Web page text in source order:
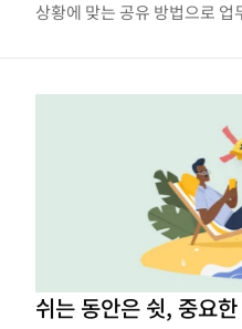
상황에 맞는 공유 방법으로
쉬는 동안은 쉿, 중요